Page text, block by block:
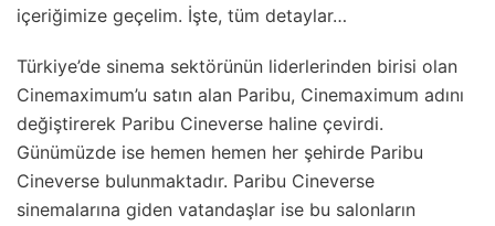
içeriğimize geçelim. İşte, tüm detaylar…
Türkiye’de sinema sektörünün liderlerinden birisi olan
Cinemaximum’u satın alan Paribu, Cinemaximum adını
değiştirerek Paribu Cineverse haline çevirdi.
Günümüzde ise hemen hemen her şehirde Paribu
Cineverse bulunmaktadır. Paribu Cineverse
sinemalarına giden vatandaşlar ise bu salonların